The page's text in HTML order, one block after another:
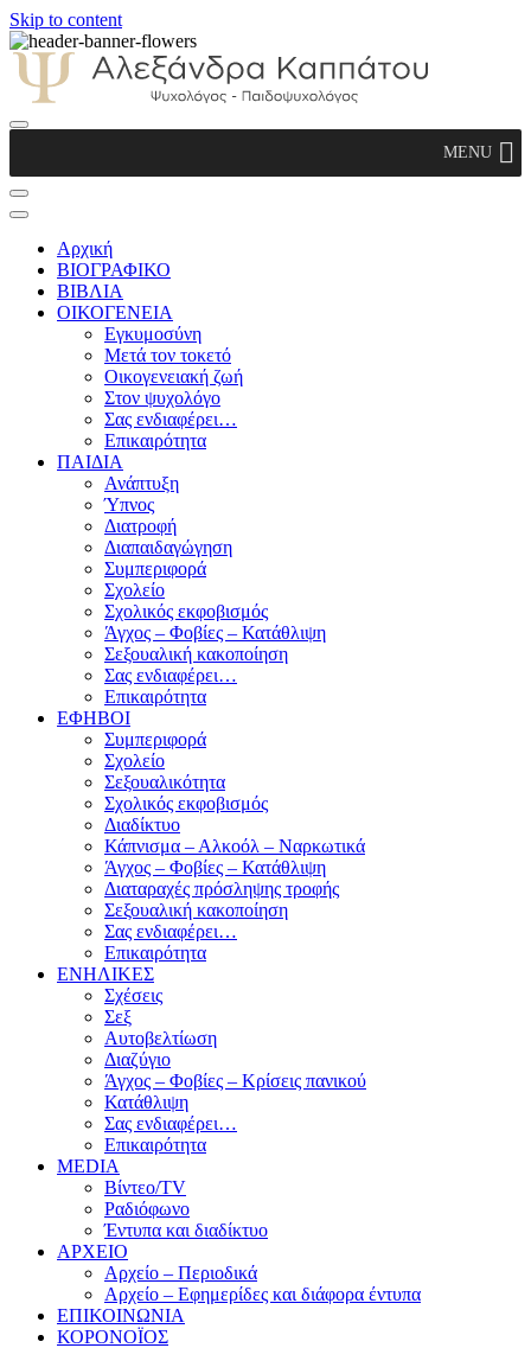
Skip to content
Παιδοψυχολόγος
MENU
Αρχική
ΒΙΟΓΡΑΦΙΚΟ
ΒΙΒΛΙΑ
ΟΙΚΟΓΕΝΕΙΑ
Εγκυμοσύνη
Μετά τον τοκετό
Οικογενειακή ζωή
Στον ψυχολόγο
Σας ενδιαφέρει…
Επικαιρότητα
ΠΑΙΔΙΑ
Ανάπτυξη
Ύπνος
Διατροφή
Διαπαιδαγώγηση
Συμπεριφορά
Σχολείο
Σχολικός εκφοβισμός
Άγχος – Φοβίες – Κατάθλιψη
Σεξουαλική κακοποίηση
Σας ενδιαφέρει…
Επικαιρότητα
ΕΦΗΒΟΙ
Συμπεριφορά
Σχολείο
Σεξουαλικότητα
Σχολικός εκφοβισμός
Διαδίκτυο
Κάπνισμα – Αλκοόλ – Ναρκωτικά
Άγχος – Φοβίες – Κατάθλιψη
Διαταραχές πρόσληψης τροφής
Σεξουαλική κακοποίηση
Σας ενδιαφέρει…
Επικαιρότητα
ΕΝΗΛΙΚΕΣ
Σχέσεις
Σεξ
Αυτοβελτίωση
Διαζύγιο
Άγχος – Φοβίες – Κρίσεις πανικού
Κατάθλιψη
Σας ενδιαφέρει…
Επικαιρότητα
MEDIA
Βίντεο/TV
Ραδιόφωνο
Έντυπα και διαδίκτυο
ΑΡΧΕΙΟ
Αρχείο – Περιοδικά
Αρχείο – Εφημερίδες και διάφορα έντυπα
ΕΠΙΚΟΙΝΩΝΙΑ
ΚΟΡΟΝΟΪΟΣ